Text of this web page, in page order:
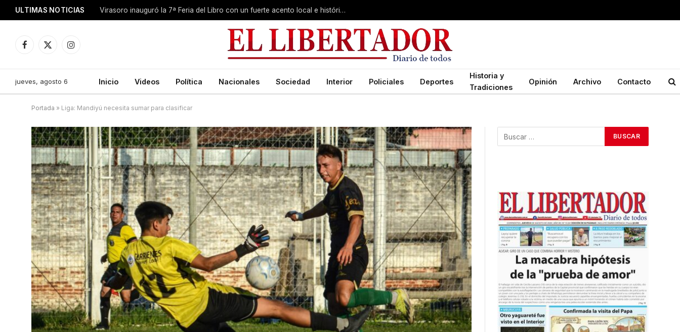
ULTIMAS NOTICIAS Virasoro inauguró la 7ª Feria del Libro con un fuerte acento local e histórico
Facebook
X
Instagram
jueves, agosto 6 Inicio Videos Política Nacionales Sociedad Interior Policiales Deportes
Historia y
Tradiciones
Opinión Archivo Contacto
Portada » Liga: Mandiyú necesita sumar para clasificar